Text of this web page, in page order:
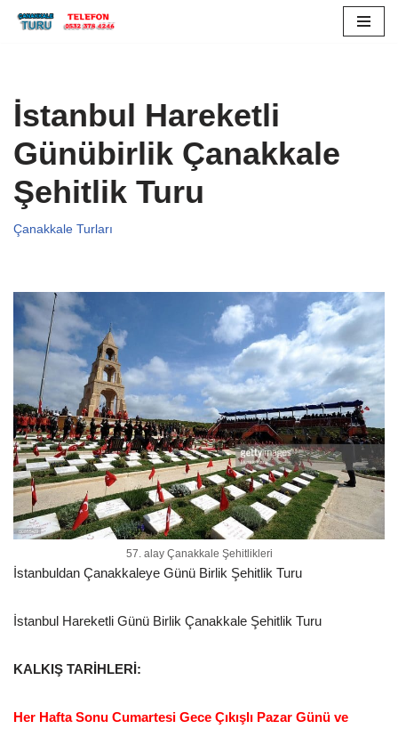
İstanbul Hareketli
Günübirlik Çanakkale
Şehitlik Turu
Çanakkale Turları
57. alay Çanakkale Şehitlikleri
İstanbuldan Çanakkaleye Günü Birlik Şehitlik Turu
İstanbul Hareketli Günü Birlik Çanakkale Şehitlik Turu
KALKIŞ TARİHLERİ:
Her Hafta Sonu Cumartesi Gece Çıkışlı Pazar Günü ve